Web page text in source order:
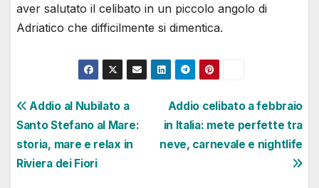
aver salutato il celibato in un piccolo angolo di
Adriatico che difficilmente si dimentica.
Navigazione
articoli
Addio celibato a febbraio
in Italia: mete perfette tra
neve, carnevale e nightlife
Addio al Nubilato a
Santo Stefano al Mare:
storia, mare e relax in
Riviera dei Fiori